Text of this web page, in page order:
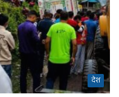
देश